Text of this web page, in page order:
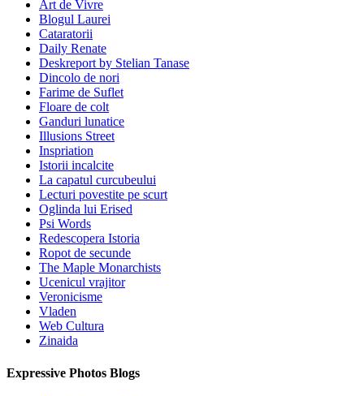
Art de Vivre
Blogul Laurei
Cataratorii
Daily Renate
Deskreport by Stelian Tanase
Dincolo de nori
Farime de Suflet
Floare de colt
Ganduri lunatice
Illusions Street
Inspriation
Istorii incalcite
La capatul curcubeului
Lecturi povestite pe scurt
Oglinda lui Erised
Psi Words
Redescopera Istoria
Ropot de secunde
The Maple Monarchists
Ucenicul vrajitor
Veronicisme
Vladen
Web Cultura
Zinaida
Expressive Photos Blogs